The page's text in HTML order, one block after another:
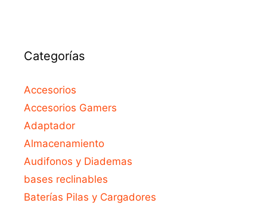
Categorías
Accesorios
Accesorios Gamers
Adaptador
Almacenamiento
Audifonos y Diademas
bases reclinables
Baterías Pilas y Cargadores